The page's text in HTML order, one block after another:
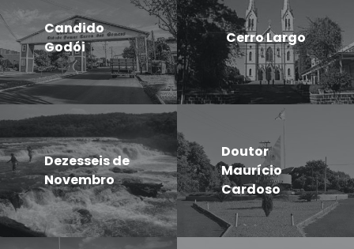
Candido
Godói
Cerro Largo
Dezesseis de
Novembro
Doutor
Maurício
Cardoso